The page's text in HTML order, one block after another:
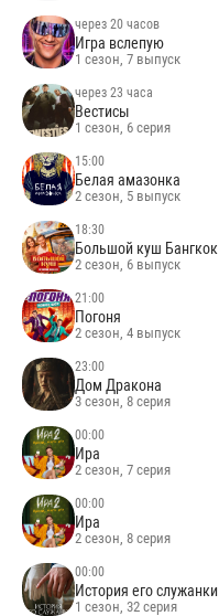
через 20 часов
Игра вслепую
1 сезон, 7 выпуск
через 23 часа
Вестисы
1 сезон, 6 серия
15:00
Белая амазонка
2 сезон, 5 выпуск
18:30
Большой куш Бангкок
2 сезон, 6 выпуск
21:00
Погоня
2 сезон, 4 выпуск
23:00
Дом Дракона
3 сезон, 8 серия
00:00
Ира
2 сезон, 7 серия
00:00
Ира
2 сезон, 8 серия
00:00
История его служанки
1 сезон, 32 серия